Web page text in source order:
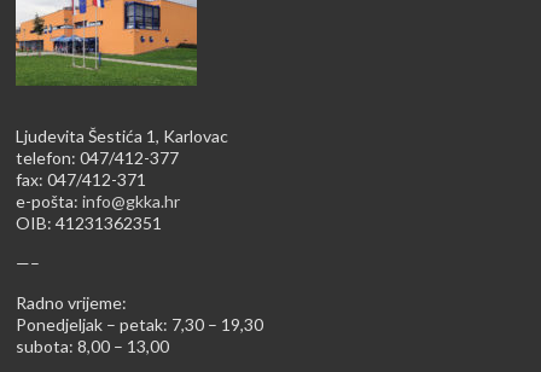
Ljudevita Šestića 1, Karlovac
telefon: 047/412-377
fax: 047/412-371
e-pošta:info@gkka.hr
OIB: 41231362351
—–
Radno vrijeme:
Ponedjeljak – petak: 7,30 – 19,30
subota: 8,00 – 13,00